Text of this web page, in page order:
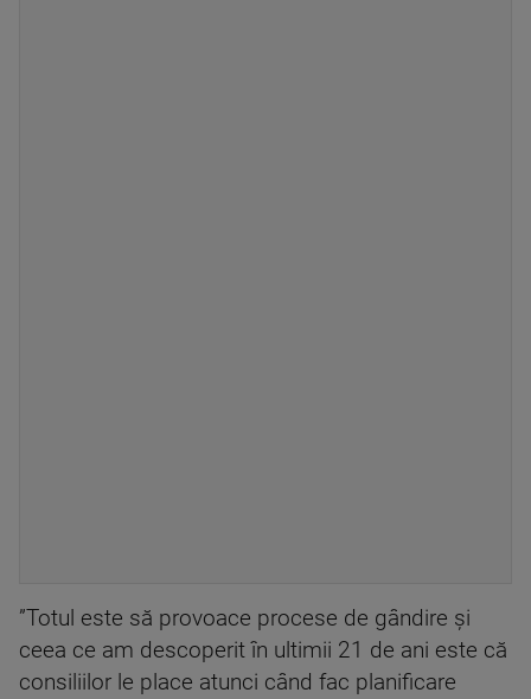
”Totul este să provoace procese de gândire şi
ceea ce am descoperit în ultimii 21 de ani este că
consiliilor le place atunci când fac planificare